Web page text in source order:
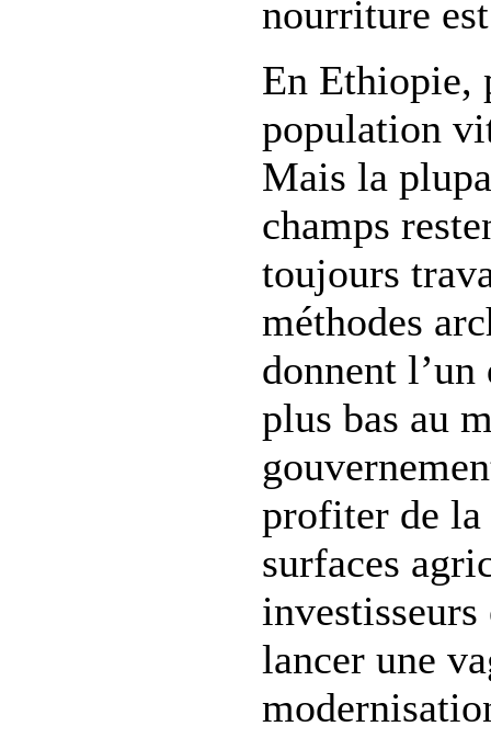
nourriture
En Ethiopie,
population
Mais la
champs
toujours
méthodes
donnent l’un
plus bas au
profiter de la
surfaces
lancer une